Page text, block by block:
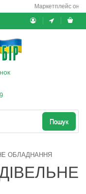
Маркетплейс он-
Пошук
ОБЛАДНАННЯ